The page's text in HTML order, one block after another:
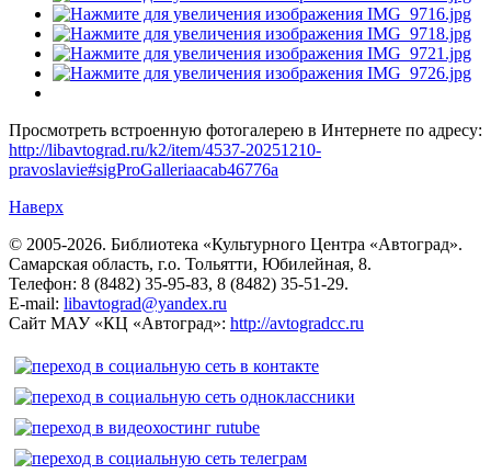
Просмотреть встроенную фотогалерею в Интернете по адресу:
http://libavtograd.ru/k2/item/4537-20251210-
pravoslavie#sigProGalleriaacab46776a
Наверх
© 2005-2026. Библиотека «Культурного Центра «Автоград».
Самарская область, г.о. Тольятти, Юбилейная, 8.
Телефон: 8 (8482) 35-95-83, 8 (8482) 35-51-29.
E-mail: libavtograd@yandex.ru
Сайт МАУ «КЦ «Автоград»: http://avtogradcc.ru